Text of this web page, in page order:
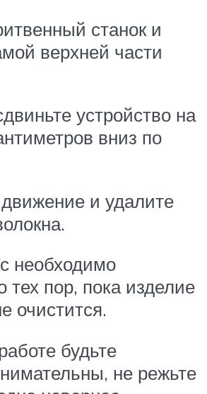
станок и
верхней части
устройство на
вниз по
и удалите
необходимо
тех пор, пока изделие
очистится.
будьте
не режьте